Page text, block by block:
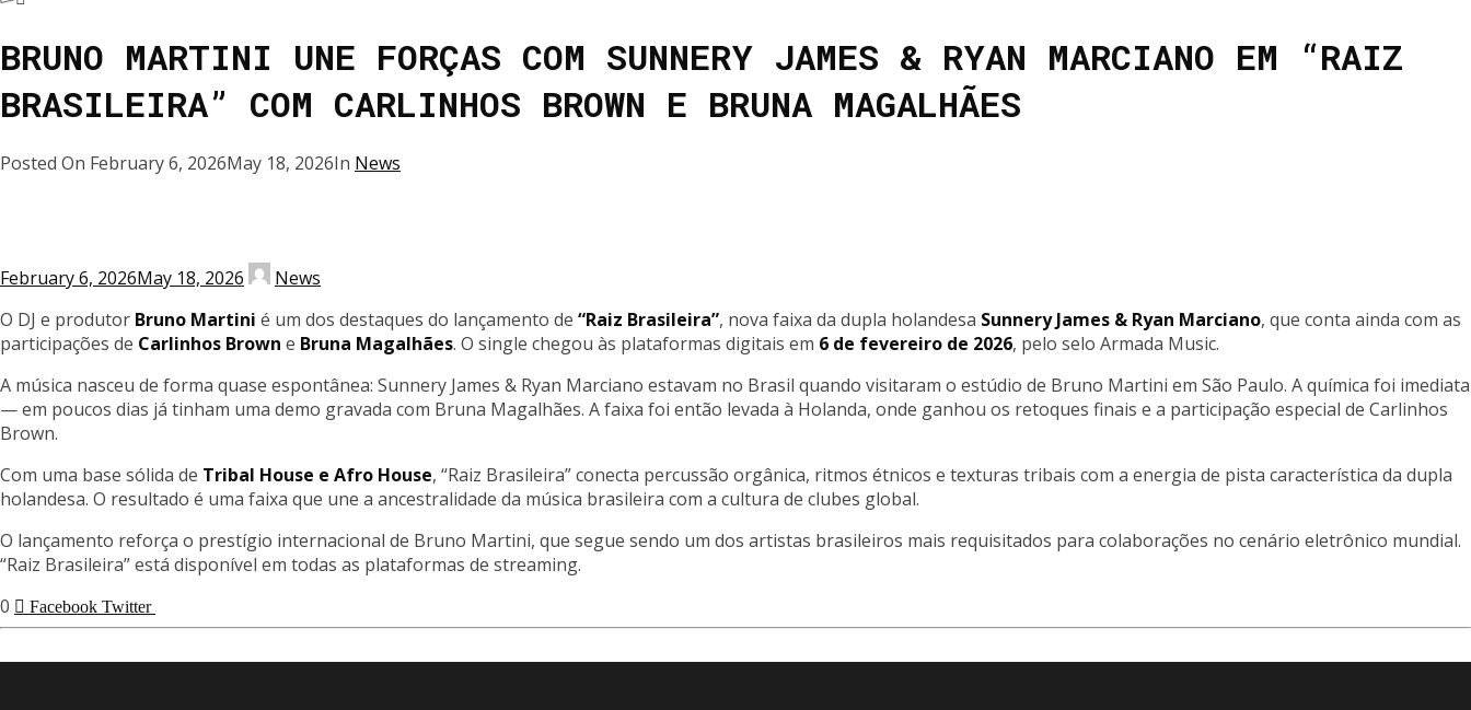
enter
BRUNO MARTINI UNE FORÇAS COM SUNNERY JAMES & RYAN MARCIANO EM “RAIZ
BRASILEIRA” COM CARLINHOS BROWN E BRUNA MAGALHÃES
Posted On February 6, 2026May 18, 2026In News
February 6, 2026May 18, 2026
News
O DJ e produtor Bruno Martini é um dos destaques do lançamento de “Raiz Brasileira”, nova faixa da dupla holandesa Sunnery James & Ryan Marciano, que conta ainda com as
participações de Carlinhos Brown e Bruna Magalhães. O single chegou às plataformas digitais em 6 de fevereiro de 2026, pelo selo Armada Music.
A música nasceu de forma quase espontânea: Sunnery James & Ryan Marciano estavam no Brasil quando visitaram o estúdio de Bruno Martini em São Paulo. A química foi imediata
— em poucos dias já tinham uma demo gravada com Bruna Magalhães. A faixa foi então levada à Holanda, onde ganhou os retoques finais e a participação especial de Carlinhos
Brown.
Com uma base sólida de Tribal House e Afro House, “Raiz Brasileira” conecta percussão orgânica, ritmos étnicos e texturas tribais com a energia de pista característica da dupla
holandesa. O resultado é uma faixa que une a ancestralidade da música brasileira com a cultura de clubes global.
O lançamento reforça o prestígio internacional de Bruno Martini, que segue sendo um dos artistas brasileiros mais requisitados para colaborações no cenário eletrônico mundial.
“Raiz Brasileira” está disponível em todas as plataformas de streaming.
0
Facebook Twitter